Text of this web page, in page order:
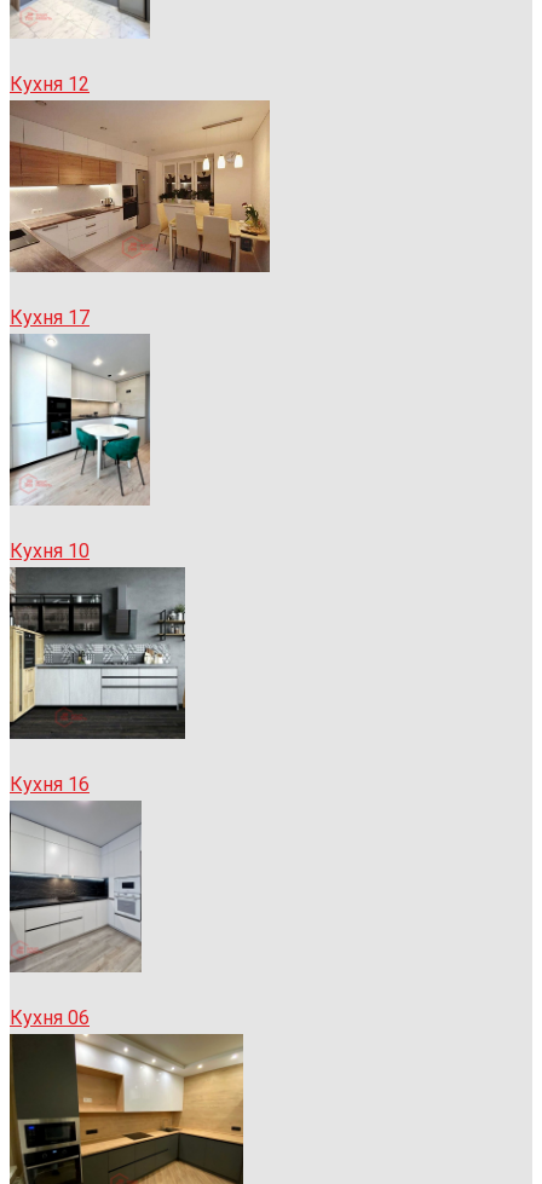
Кухня 12
Кухня 17
Кухня 10
Кухня 16
Кухня 06